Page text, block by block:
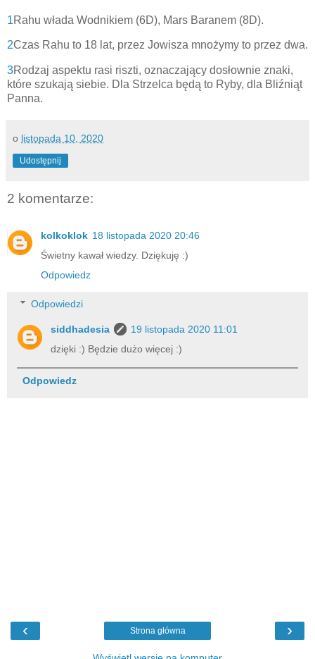
1Rahu włada Wodnikiem (6D), Mars Baranem (8D).
2Czas Rahu to 18 lat, przez Jowisza mnożymy to przez dwa.
3Rodzaj aspektu rasi riszti, oznaczający dosłownie znaki,
które szukają siebie. Dla Strzelca będą to Ryby, dla Bliźniąt
Panna.
o listopada 10, 2020
Udostępnij
2 komentarze:
kolkoklok 18 listopada 2020 20:46
Świetny kawał wiedzy. Dziękuję :)
Odpowiedz
Odpowiedzi
siddhadesia
19 listopada 2020 11:01
dzięki :) Będzie dużo więcej :)
Odpowiedz
‹ ›
Strona główna